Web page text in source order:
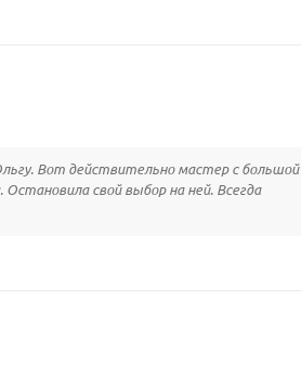
Вот действительно мастер с большой
свой выбор на ней. Всегда